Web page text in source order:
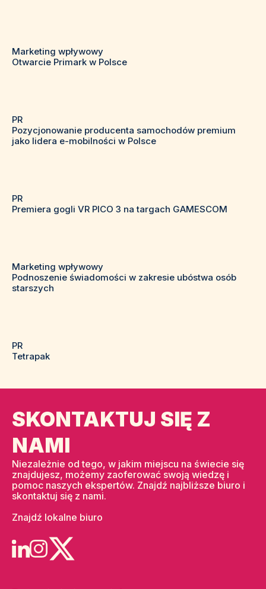
Marketing wpływowy
Otwarcie Primark w Polsce
PR
Pozycjonowanie producenta samochodów premium
jako lidera e-mobilności w Polsce
PR
Premiera gogli VR PICO 3 na targach GAMESCOM
Marketing wpływowy
Podnoszenie świadomości w zakresie ubóstwa osób
starszych
PR
Tetrapak
SKONTAKTUJ SIĘ Z
NAMI
Niezależnie od tego, w jakim miejscu na świecie się
znajdujesz, możemy zaoferować swoją wiedzę i
pomoc naszych ekspertów. Znajdź najbliższe biuro i
skontaktuj się z nami.
Znajdź lokalne biuro